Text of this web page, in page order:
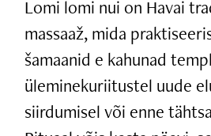
Lomi lomi nui on Havai
massaaž, mida
šamaanid e kahunad
üleminekuriitustel uude
siirdumisel või enne